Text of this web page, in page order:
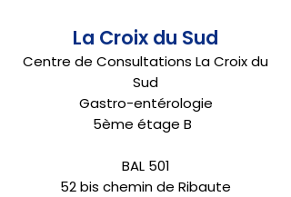
La Croix du Sud
Centre de Consultations La Croix du
Sud
Gastro-entérologie
5ème étage B
BAL 501
52 bis chemin de Ribaute